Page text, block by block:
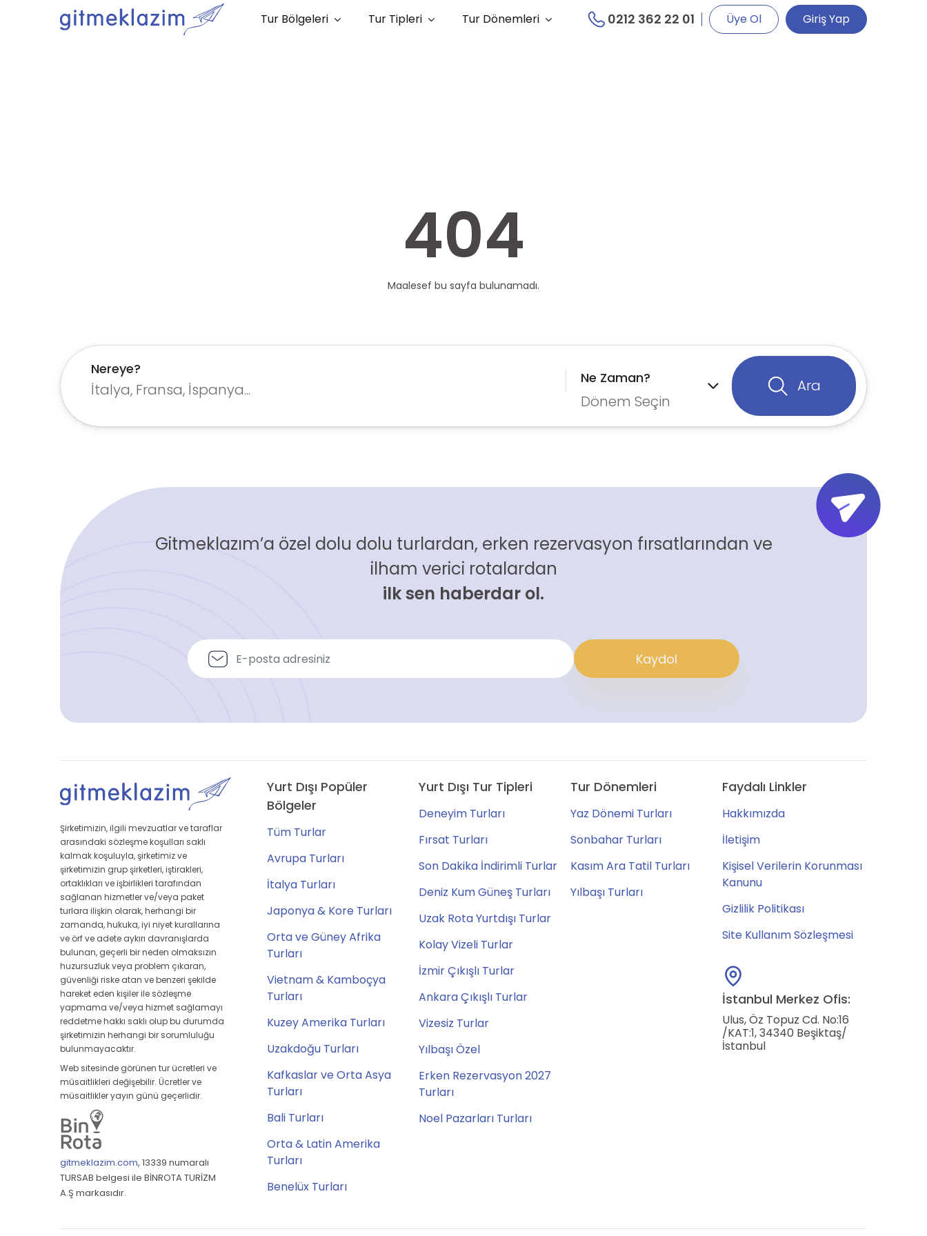
Tur Bölgeleri Tur Tipleri Tur Dönemleri 0212 362 22 01 Üye Ol Giriş Yap
404
Maalesef bu sayfa bulunamadı.
Nereye?
Ne Zaman?
Dönem Seçin
Ara
Gitmeklazım’a özel dolu dolu turlardan, erken rezervasyon fırsatlarından ve
ilham verici rotalardan
ilk sen haberdar ol.
Kaydol
Şirketimizin, ilgili mevzuatlar ve taraflar
arasındaki sözleşme koşulları saklı
kalmak koşuluyla, şirketimiz ve
şirketimizin grup şirketleri, iştirakleri,
ortaklıkları ve işbirlikleri tarafından
sağlanan hizmetler ve/veya paket
turlara ilişkin olarak, herhangi bir
zamanda, hukuka, iyi niyet kurallarına
ve örf ve adete aykırı davranışlarda
bulunan, geçerli bir neden olmaksızın
huzursuzluk veya problem çıkaran,
güvenliği riske atan ve benzeri şekilde
hareket eden kişiler ile sözleşme
yapmama ve/veya hizmet sağlamayı
reddetme hakkı saklı olup bu durumda
şirketimizin herhangi bir sorumluluğu
bulunmayacaktır.
Web sitesinde görünen tur ücretleri ve
müsaitlikleri değişebilir. Ücretler ve
müsaitlikler yayın günü geçerlidir.
gitmeklazim.com, 13339 numaralı
TURSAB belgesi ile BİNROTA TURİZM
A.Ş markasıdır.
Yurt Dışı Popüler
Bölgeler
Tüm Turlar
Avrupa Turları
İtalya Turları
Japonya & Kore Turları
Orta ve Güney Afrika
Turları
Vietnam & Kamboçya
Turları
Kuzey Amerika Turları
Uzakdoğu Turları
Kafkaslar ve Orta Asya
Turları
Bali Turları
Orta & Latin Amerika
Turları
Benelüx Turları
Yurt Dışı Tur Tipleri
Deneyim Turları
Fırsat Turları
Son Dakika İndirimli Turlar
Deniz Kum Güneş Turları
Uzak Rota Yurtdışı Turlar
Kolay Vizeli Turlar
İzmir Çıkışlı Turlar
Ankara Çıkışlı Turlar
Vizesiz Turlar
Yılbaşı Özel
Erken Rezervasyon 2027
Turları
Noel Pazarları Turları
Tur Dönemleri
Yaz Dönemi Turları
Sonbahar Turları
Kasım Ara Tatil Turları
Yılbaşı Turları
Faydalı Linkler
Hakkımızda
İletişim
Kişisel Verilerin Korunması
Kanunu
Gizlilik Politikası
Site Kullanım Sözleşmesi
İstanbul Merkez Ofis:
Ulus, Öz Topuz Cd. No:16
/KAT:1, 34340 Beşiktaş/
İstanbul